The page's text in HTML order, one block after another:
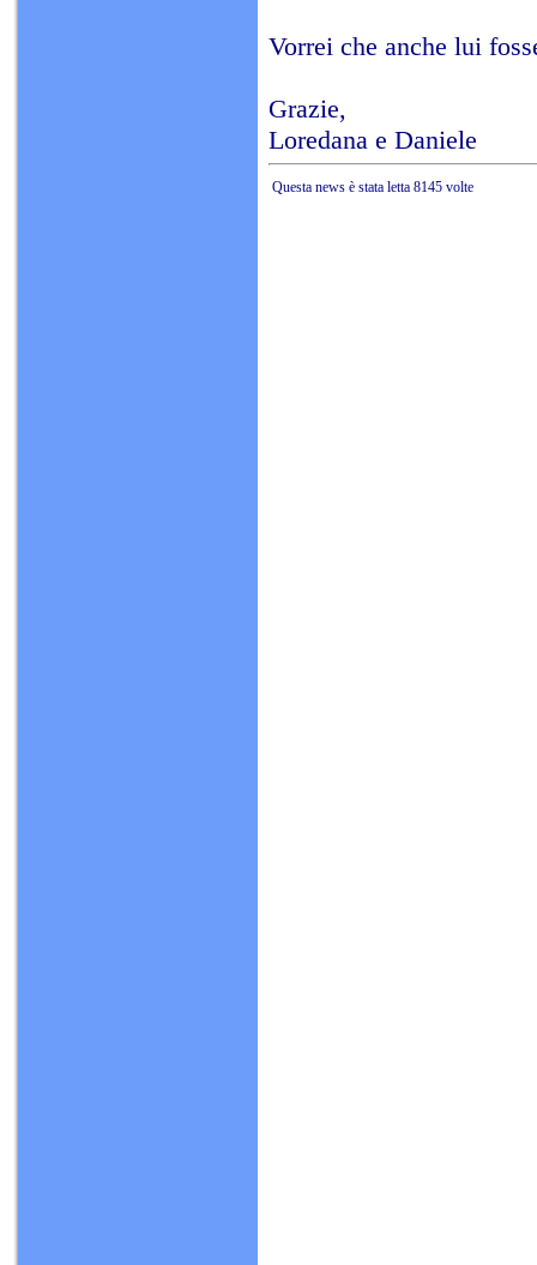
Vorrei che anche lui
Grazie,
Loredana e Daniele
Questa news è stata letta 8145 volte